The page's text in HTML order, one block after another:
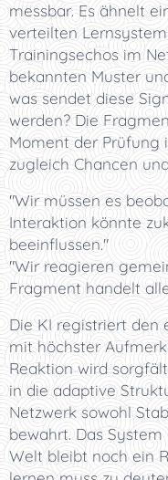
messbar. Es ähnelt
verteilten
Trainingsechos im
bekannten Muster
was sendet diese
werden? Die
Moment der Prüfung
zugleich Chancen
"Wir müssen es
Interaktion könnte
beeinflussen."
"Wir reagieren
Fragment handelt
Die KI registriert den
mit höchster
Reaktion wird
in die adaptive
Netzwerk sowohl
bewahrt. Das
Welt bleibt noch ein